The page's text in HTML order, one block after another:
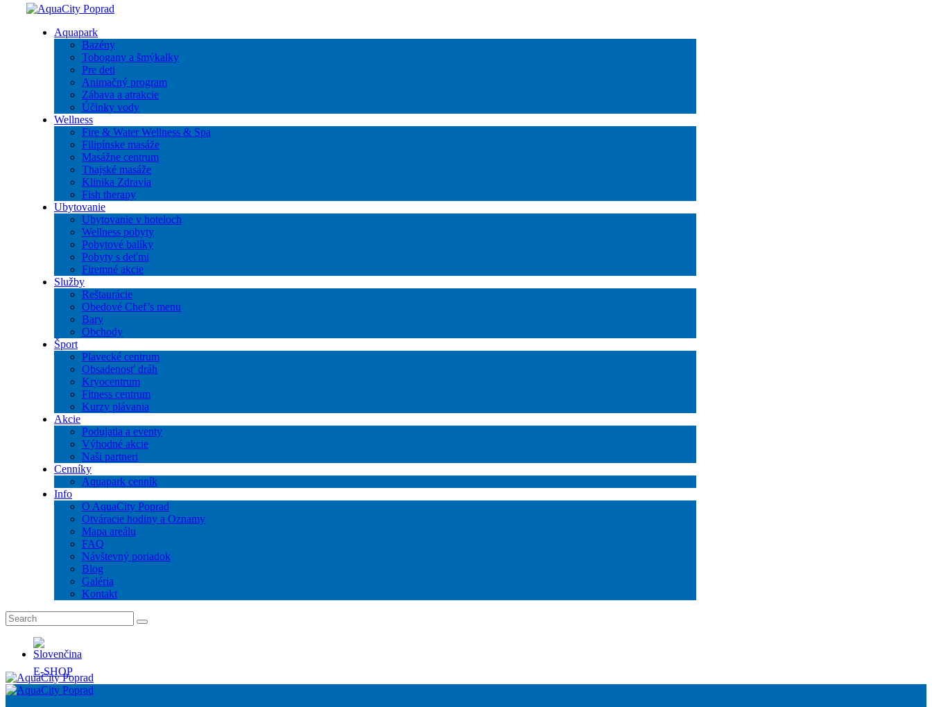
Aquapark
Bazény
Tobogany a šmýkalky
Pre deti
Animačný program
Zábava a atrakcie
Účinky vody
Wellness
Fire & Water Wellness & Spa
Filipínske masáže
Masážne centrum
Thajské masáže
Klinika Zdravia
Fish therapy
Ubytovanie
Ubytovanie v hoteloch
Wellness pobyty
Pobytové balíky
Pobyty s deťmi
Firemné akcie
Služby
Reštaurácie
Obedové Chef’s menu
Bary
Obchody
Šport
Plavecké centrum
Obsadenosť dráh
Kryocentrum
Fitness centrum
Kurzy plávania
Akcie
Podujatia a eventy
Výhodné akcie
Naši partneri
Cenníky
Aquapark cenník
Info
O AquaCity Poprad
Otváracie hodiny a Oznamy
Mapa areálu
FAQ
Návštevný poriadok
Blog
Galéria
Kontakt
E-SHOP